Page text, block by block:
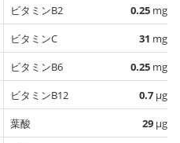
ビタミンB2
0.25 mg
ビタミンC
31 mg
ビタミンB6
0.25 mg
ビタミンB12
0.7 µg
葉酸
29 µg